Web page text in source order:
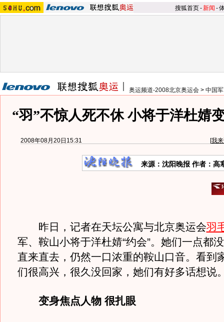
搜狐首页-新闻 -
奥运频道-2008北京奥运会 > 中国
“羽”不惊人死不休 小将于洋杜婧
2008年08月20日15:31 [我
来源：沈阳晚报 作者：高
昨日，记者在天坛公寓与北京奥运会羽
军、鞍山小将于洋杜婧“约会”。她们一点都
直来直去，仍然一口浓重的鞍山口音。看到
们很高兴，很久没回家，她们有好多话想说
变身焦点人物 很扎眼